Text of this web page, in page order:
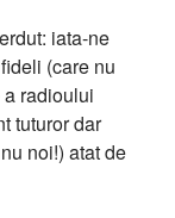
iata-ne
(care nu
radioului
tuturor dar
noi!) atat de